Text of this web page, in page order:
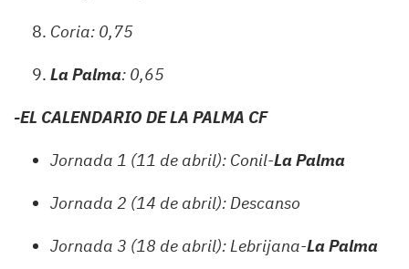
Coria: 0,75
La Palma: 0,65
-EL CALENDARIO DE LA PALMA CF
Jornada 1 (11 de abril): Conil-La Palma
Jornada 2 (14 de abril): Descanso
Jornada 3 (18 de abril): Lebrijana-La Palma